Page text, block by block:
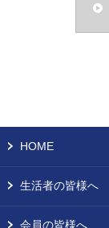
HOME
生活者の皆様へ
会員の皆様へ